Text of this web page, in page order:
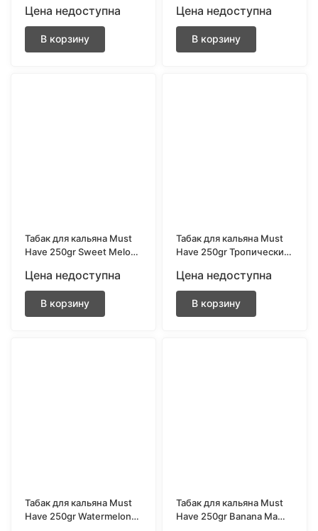
Цена недоступна
В корзину
маракуйя, личи и розы)
Цена недоступна
В корзину
Табак для кальяна Must
Have 250gr Sweet Melon
Цена недоступна
В корзину
Табак для кальяна Must
Have 250gr Тропический
Цена недоступна
В корзину
Табак для кальяна Must
Have 250gr Watermelon
Табак для кальяна Must
Have 250gr Banana Mama